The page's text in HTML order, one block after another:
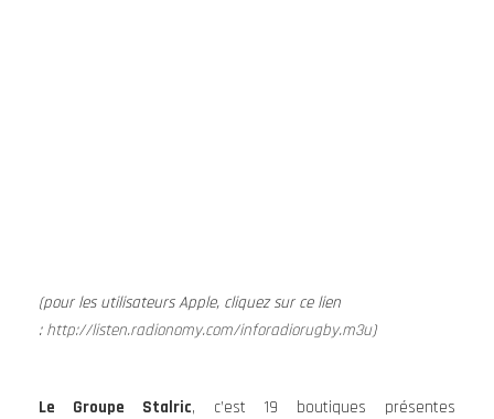
(pour les utilisateurs Apple, cliquez sur ce lien
: http://listen.radionomy.com/inforadiorugby.m3u)
Le Groupe Stalric, c’est 19 boutiques présentes